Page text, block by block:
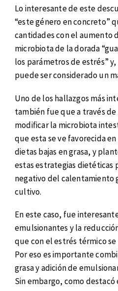
Lo interesante de este
“este género en concreto”
cantidades con el aumento
microbiota de la dorada
los parámetros de estrés”
puede ser considerado un
Uno de los hallazgos más
también fue que a través
modificar la microbiota
que esta se ve favorecida
dietas bajas en grasa, y
estas estrategias dietéticas
negativo del calentamiento
cultivo.
En este caso, fue
emulsionantes y la
que con el estrés térmico
Por eso es importante
grasa y adición de
Sin embargo, como